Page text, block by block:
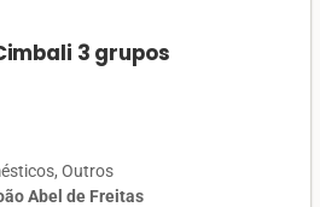
3 grupos
Outros
Abel de Freitas